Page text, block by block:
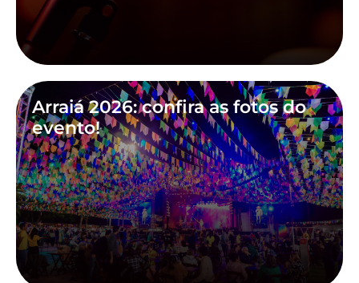
Arraiá 2026: confira as fotos do
evento!